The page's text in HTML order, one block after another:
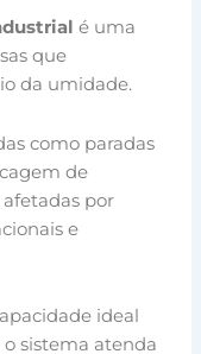
é uma
que
da umidade.
como paradas
de
por
e
ideal
sistema atenda